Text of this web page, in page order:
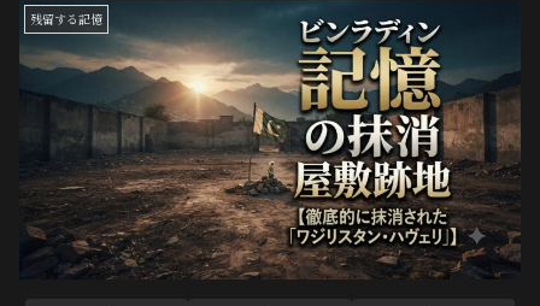
残留する記憶